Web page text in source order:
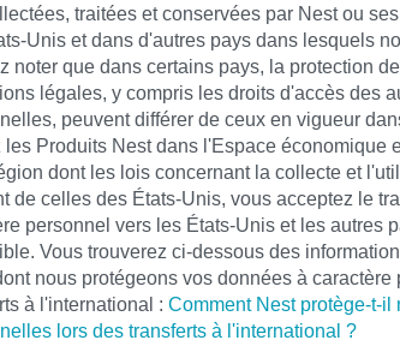
traitées et conservées par Nest ou
Unis et dans d'autres pays dans lesquels
noter que dans certains pays, la protection
légales, y compris les droits d'accès des
peuvent différer de ceux en vigueur
les Produits Nest dans l'Espace économique
dont les lois concernant la collecte et
de celles des États-Unis, vous acceptez le
personnel vers les États-Unis et les autres
Vous trouverez ci-dessous des
nous protégeons vos données à caractère
à l'international : Comment Nest protège-t-il
lors des transferts à l'international ?